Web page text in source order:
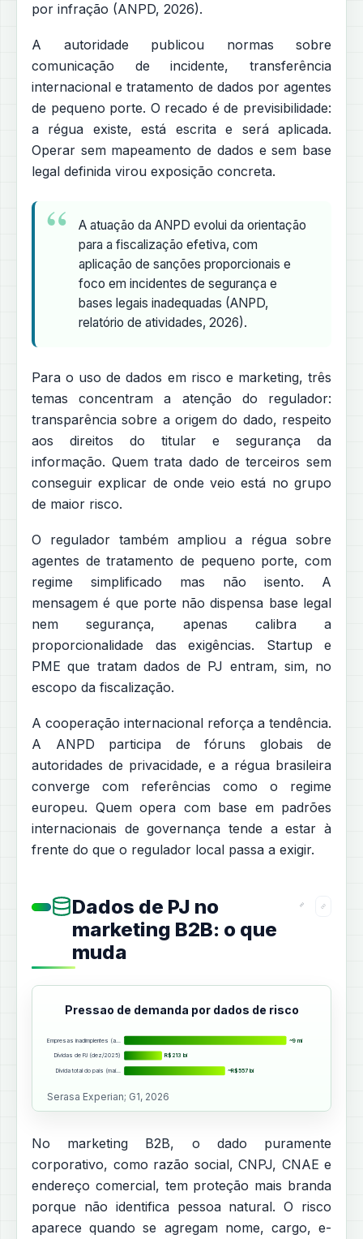
por infração (ANPD, 2026).
A autoridade publicou normas sobre
comunicação de incidente, transferência
internacional e tratamento de dados por agentes
de pequeno porte. O recado é de previsibilidade:
a régua existe, está escrita e será aplicada.
Operar sem mapeamento de dados e sem base
legal definida virou exposição concreta.
A atuação da ANPD evolui da orientação
para a fiscalização efetiva, com
aplicação de sanções proporcionais e
foco em incidentes de segurança e
bases legais inadequadas (ANPD,
relatório de atividades, 2026).
Para o uso de dados em risco e marketing, três
temas concentram a atenção do regulador:
transparência sobre a origem do dado, respeito
aos direitos do titular e segurança da
informação. Quem trata dado de terceiros sem
conseguir explicar de onde veio está no grupo
de maior risco.
O regulador também ampliou a régua sobre
agentes de tratamento de pequeno porte, com
regime simplificado mas não isento. A
mensagem é que porte não dispensa base legal
nem segurança, apenas calibra a
proporcionalidade das exigências. Startup e
PME que tratam dados de PJ entram, sim, no
escopo da fiscalização.
A cooperação internacional reforça a tendência.
A ANPD participa de fóruns globais de
autoridades de privacidade, e a régua brasileira
converge com referências como o regime
europeu. Quem opera com base em padrões
internacionais de governança tende a estar à
frente do que o regulador local passa a exigir.
Dados de PJ no
marketing B2B: o que
muda
Pressao de demanda por dados de risco
Empresas inadimplentes (a… ~9 mi
Dívidas de PJ (dez/2025) R$213 bi
Dívida total do pais (mai… ~R$557 bi
Serasa Experian; G1, 2026
No marketing B2B, o dado puramente
corporativo, como razão social, CNPJ, CNAE e
endereço comercial, tem proteção mais branda
porque não identifica pessoa natural. O risco
aparece quando se agregam nome, cargo, e-